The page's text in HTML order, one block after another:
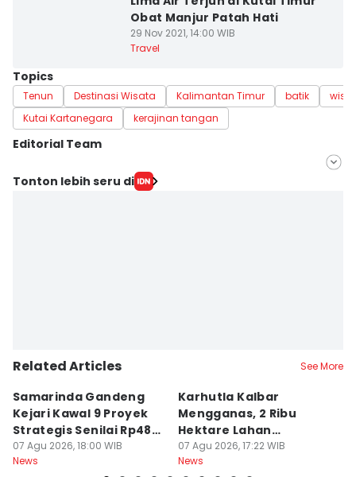
Obat Manjur Patah Hati
29 Nov 2021, 14:00 WIB
Travel
Topics
Tenun Destinasi Wisata Kalimantan Timur batik
Kutai Kartanegara
kerajinan tangan
Editorial Team
Editor
Tonton lebih seru di
Related Articles See More
Samarinda Gandeng
Kejari Kawal 9 Proyek
Strategis Senilai Rp48
Miliar
07 Agu 2026, 18:00 WIB
News
Karhutla Kalbar
Mengganas, 2 Ribu
Hektare Lahan
Terbakar saat Kemarau
07 Agu 2026, 17:22 WIB
News